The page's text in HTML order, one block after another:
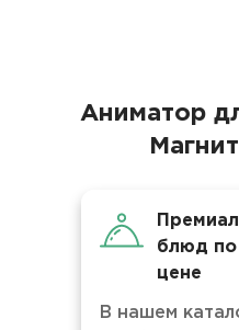
Аниматор
блюд по
цене
В нашем